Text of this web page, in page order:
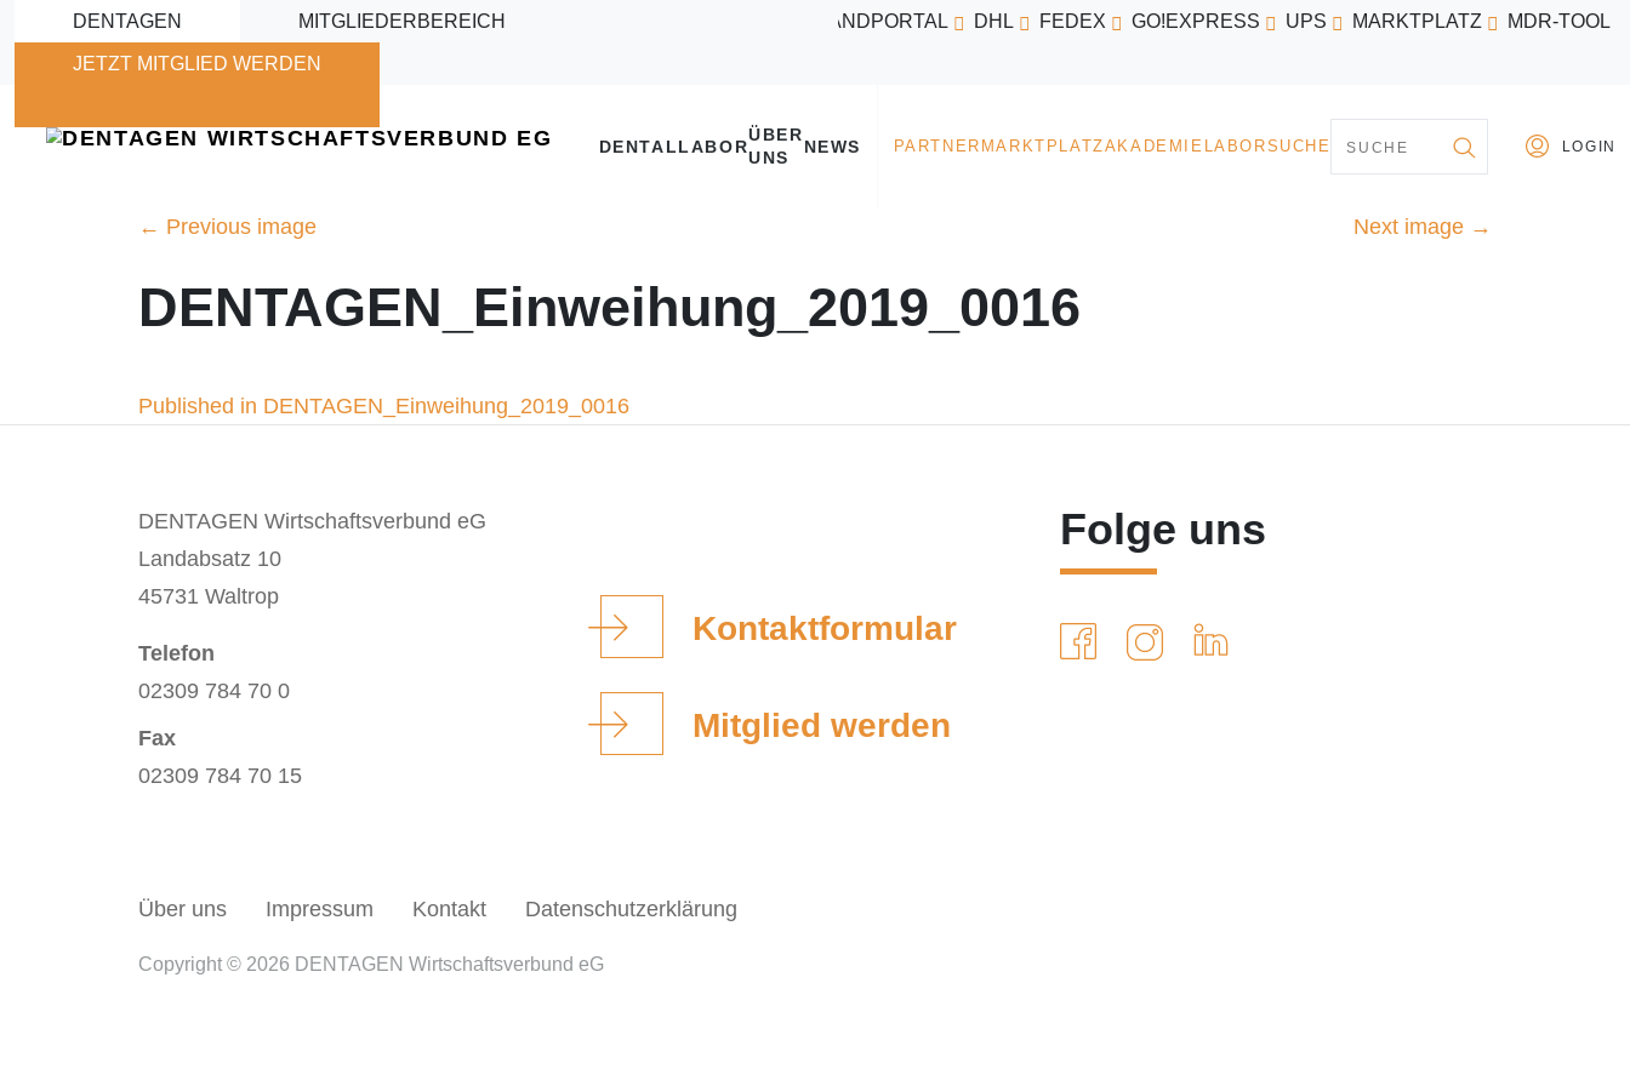
Skip to main content
DENTAGEN MITGLIEDERBEREICH
JETZT MITGLIED WERDEN
VERSANDPORTAL DHL FEDEX GO!EXPRESS UPS MARKTPLATZ MDR-TOOL
← Previous image Next image →
DENTAGEN_Einweihung_2019_0016
Beitragsnavigation
Published in DENTAGEN_Einweihung_2019_0016
DENTAGEN Wirtschaftsverbund eG
Landabsatz 10
45731 Waltrop
Telefon
02309 784 70 0
Fax
02309 784 70 15
Kontaktformular
Mitglied werden
Folge uns
Über uns Impressum Kontakt Datenschutzerklärung
Copyright © 2026 DENTAGEN Wirtschaftsverbund eG